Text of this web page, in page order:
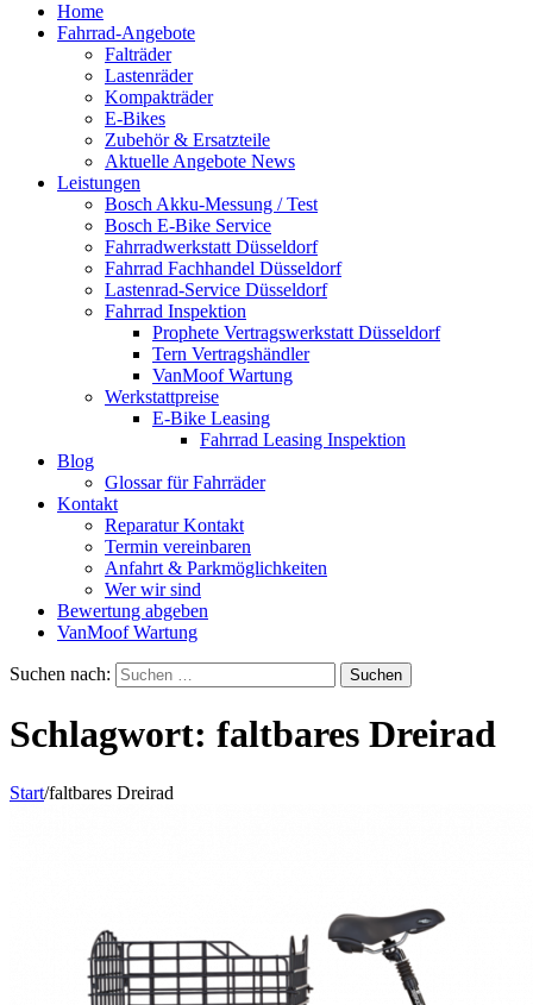
Home
Fahrrad-Angebote
Falträder
Lastenräder
Kompakträder
E-Bikes
Zubehör & Ersatzteile
Aktuelle Angebote News
Leistungen
Bosch Akku-Messung / Test
Bosch E-Bike Service
Fahrradwerkstatt Düsseldorf
Fahrrad Fachhandel Düsseldorf
Lastenrad-Service Düsseldorf
Fahrrad Inspektion
Prophete Vertragswerkstatt Düsseldorf
Tern Vertragshändler
VanMoof Wartung
Werkstattpreise
E-Bike Leasing
Fahrrad Leasing Inspektion
Blog
Glossar für Fahrräder
Kontakt
Reparatur Kontakt
Termin vereinbaren
Anfahrt & Parkmöglichkeiten
Wer wir sind
Bewertung abgeben
VanMoof Wartung
Suchen nach:
Schlagwort: faltbares Dreirad
Start/faltbares Dreirad